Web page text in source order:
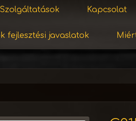
Szolgáltatások Kapcsolat
fejlesztési javaslatok